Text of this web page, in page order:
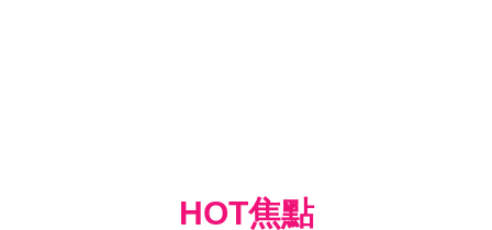
HOT焦點